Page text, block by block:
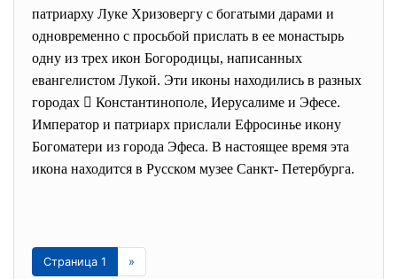
патриарху Луке Хризовергу с богатыми дарами и
одновременно с просьбой прислать в ее монастырь
одну из трех икон Богородицы, написанных
евангелистом Лукой. Эти иконы находились в разных
городах  Константинополе, Иерусалиме и Эфесе.
Император и патриарх прислали Ефросинье икону
Богоматери из города Эфеса. В настоящее время эта
икона находится в Русском музее Санкт- Петербурга.
Страница 1 »